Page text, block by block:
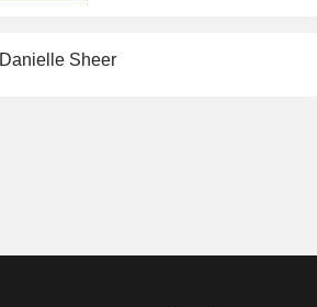
Danielle Sheer